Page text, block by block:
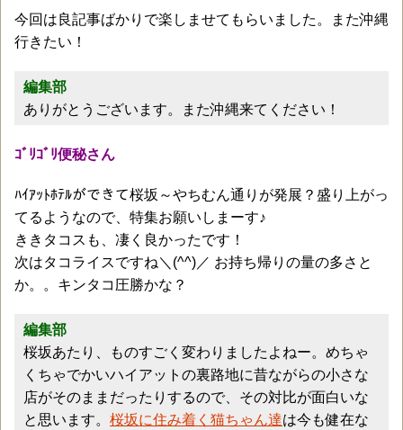
今回は良記事ばかりで楽しませてもらいました。また沖縄
行きたい！
編集部
ありがとうございます。また沖縄来てください！
ｺﾞﾘｺﾞﾘ便秘さん
ﾊｲｱｯﾄﾎﾃﾙができて桜坂～やちむん通りが発展？盛り上がっ
てるようなので、特集お願いしまーす♪
ききタコスも、凄く良かったです！
次はタコライスですね＼(^^)／ お持ち帰りの量の多さと
か。。キンタコ圧勝かな？
編集部
桜坂あたり、ものすごく変わりましたよねー。めちゃ
くちゃでかいハイアットの裏路地に昔ながらの小さな
店がそのままだったりするので、その対比が面白いな
と思います。 桜坂に住み着く猫ちゃん達は今も健在な